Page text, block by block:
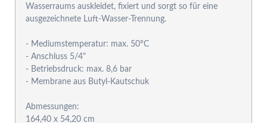
Wasserraums auskleidet, fixiert und sorgt so für eine
ausgezeichnete Luft-Wasser-Trennung.
- Mediumstemperatur: max. 50°C
- Anschluss 5/4"
- Betriebsdruck: max. 8,6 bar
- Membrane aus Butyl-Kautschuk
Abmessungen: